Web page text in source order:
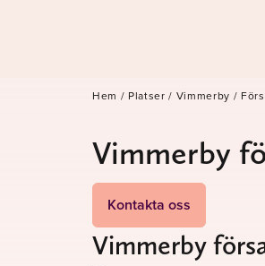
Hem / Platser / Vimmerby /
Vimmerby
Kontakta oss
Vimmerby